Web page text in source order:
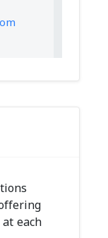
each